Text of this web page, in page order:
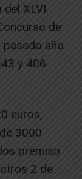
XLVI
de
pasado año
y 406
euros,
3000
premiso
2 de